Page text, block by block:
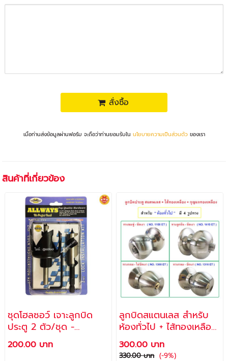
สั่งซื้อ
เมื่อท่านส่งข้อมูลผ่านฟอร์ม จะถือว่าท่านยอมรับใน นโยบายความเป็นส่วนตัวของเรา
สินค้าที่เกี่ยวข้อง
ชุดโฮลซอว์ เจาะลูกบิด
ประตู 2 ตัว/ชุด -
ALLWAYS
200.00 บาท
ลูกบิดสแตนเลส สำหรับ
ห้องทั่วไป + ไส้ทองเหลือง
+ กุญแจทองเหลือง /
ALLWAYS
300.00 บาท
330.00 บาท (-9%)